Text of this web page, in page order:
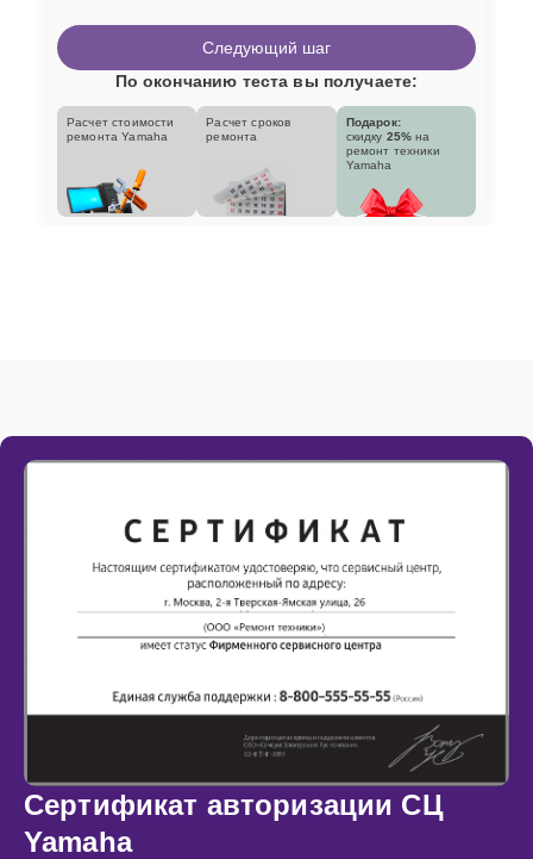
Следующий шаг
По окончанию теста вы получаете:
Расчет стоимости
ремонта Yamaha
Расчет сроков
ремонта
Подарок:
скидку 25% на
ремонт техники
Yamaha
Сертификат авторизации СЦ
Yamaha